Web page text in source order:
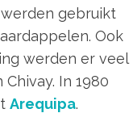
werden gebruikt
Ook
werden er veel
In 1980
Arequipa.